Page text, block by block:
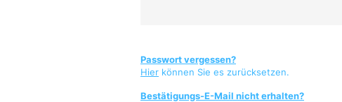
Passwort vergessen?
Hier können Sie es zurücksetzen.
Bestätigungs-E-Mail nicht erhalten?